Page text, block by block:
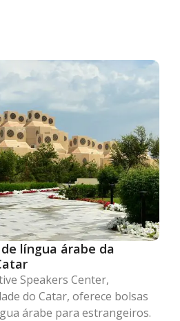
língua árabe da
Speakers Center,
do Catar, oferece bolsas
árabe para estrangeiros.